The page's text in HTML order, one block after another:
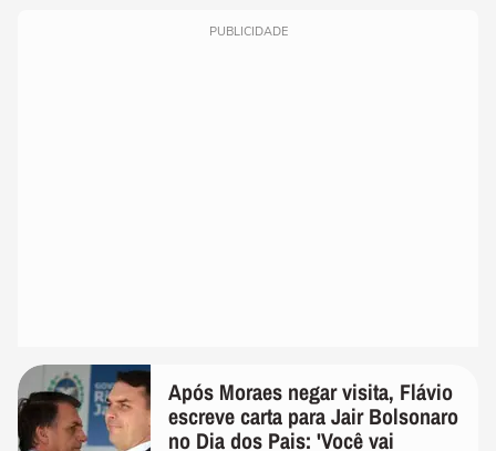
PUBLICIDADE
Após Moraes negar visita, Flávio
escreve carta para Jair Bolsonaro
no Dia dos Pais: 'Você vai